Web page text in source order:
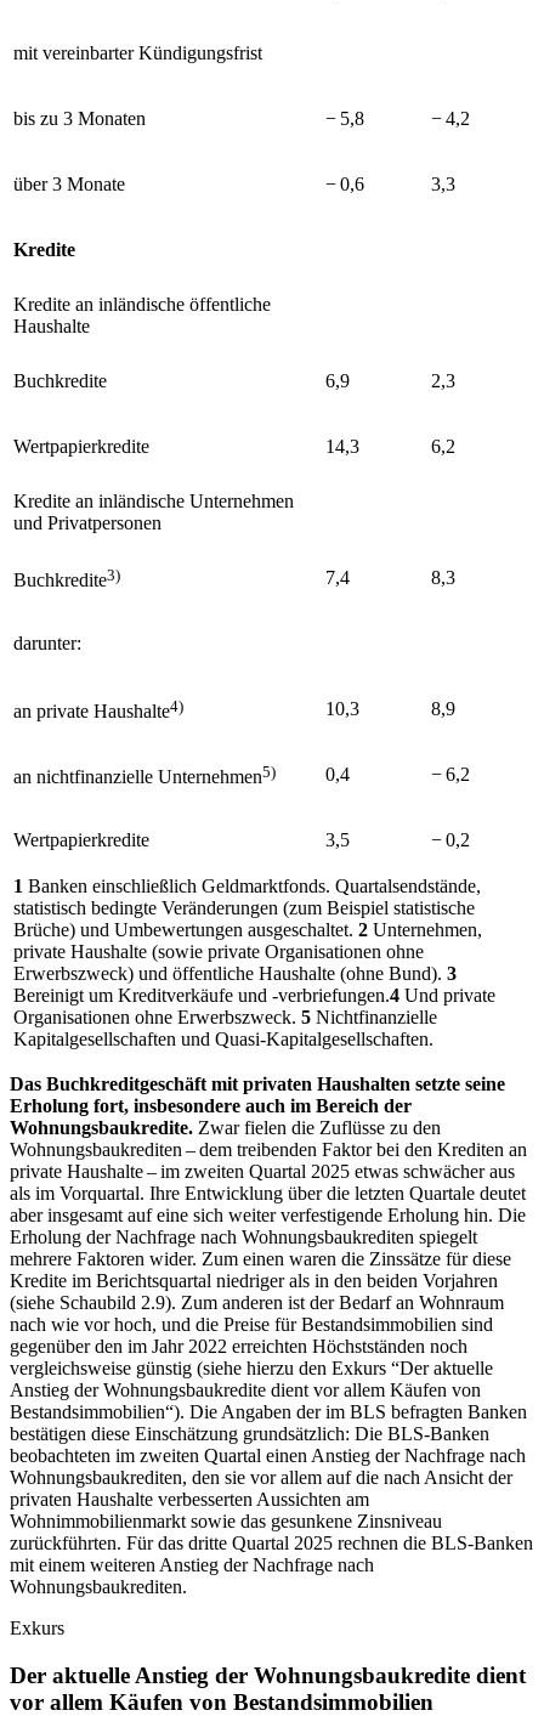
mit vereinbarter Kündigungsfrist
bis zu 3 Monaten − 5,8 − 4,2
über 3 Monate − 0,6 3,3
Kredite
Kredite an inländische öffentliche
Haushalte
Buchkredite 6,9 2,3
Wertpapierkredite 14,3 6,2
Kredite an inländische Unternehmen
und Privatpersonen
Buchkredite3) 7,4 8,3
darunter:
an private Haushalte4) 10,3 8,9
an nichtfinanzielle Unternehmen5) 0,4 − 6,2
Wertpapierkredite 3,5 − 0,2
1 Banken einschließlich Geldmarktfonds. Quartalsendstände,
statistisch bedingte Veränderungen (zum Beispiel statistische
Brüche) und Umbewertungen ausgeschaltet. 2 Unternehmen,
private Haushalte (sowie private Organisationen ohne
Erwerbszweck) und öffentliche Haushalte (ohne Bund). 3
Bereinigt um Kreditverkäufe und -verbriefungen.4 Und private
Organisationen ohne Erwerbszweck. 5 Nichtfinanzielle
Kapitalgesellschaften und Quasi-Kapitalgesellschaften.
Das Buchkreditgeschäft mit privaten Haushalten setzte seine
Erholung fort, insbesondere auch im Bereich der
Wohnungsbaukredite. Zwar fielen die Zuflüsse zu den
Wohnungsbaukrediten – dem treibenden Faktor bei den Krediten an
private Haushalte – im zweiten Quartal 2025 etwas schwächer aus
als im Vorquartal. Ihre Entwicklung über die letzten Quartale deutet
aber insgesamt auf eine sich weiter verfestigende Erholung hin. Die
Erholung der Nachfrage nach Wohnungsbaukrediten spiegelt
mehrere Faktoren wider. Zum einen waren die Zinssätze für diese
Kredite im Berichtsquartal niedriger als in den beiden Vorjahren
(siehe Schaubild 2.9). Zum anderen ist der Bedarf an Wohnraum
nach wie vor hoch, und die Preise für Bestandsimmobilien sind
gegenüber den im Jahr 2022 erreichten Höchstständen noch
vergleichsweise günstig (siehe hierzu den Exkurs “Der aktuelle
Anstieg der Wohnungsbaukredite dient vor allem Käufen von
Bestandsimmobilien“). Die Angaben der im BLS befragten Banken
bestätigen diese Einschätzung grundsätzlich: Die BLS-Banken
beobachteten im zweiten Quartal einen Anstieg der Nachfrage nach
Wohnungsbaukrediten, den sie vor allem auf die nach Ansicht der
privaten Haushalte verbesserten Aussichten am
Wohnimmobilienmarkt sowie das gesunkene Zinsniveau
zurückführten. Für das dritte Quartal 2025 rechnen die BLS-Banken
mit einem weiteren Anstieg der Nachfrage nach
Wohnungsbaukrediten.
Exkurs
Der aktuelle Anstieg der Wohnungsbaukredite dient
vor allem Käufen von Bestandsimmobilien